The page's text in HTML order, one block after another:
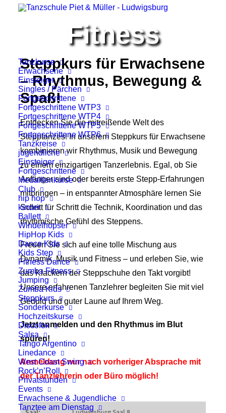
Tanzkurse
Erwachsene
Einsteiger
Singles / Pärchen
Fortgeschrittene
Fortgeschrittene WTP3
Fortgeschrittene WTP4
Fortgeschrittene WTP5
Fortgeschrittene WTP6
Tanzkreise
jugendliche
Einsteiger
Fortgeschrittene
Medaillenkurse
Club
hip hop
kinder
Ballett
Windelhopser
HipHop Kids
Dance Kids
Kids Step
Fitness Dance
Zumba Fitness
Jumping
Zumba Kids
Steppkurs
Sonderkurse
Hochzeitskurse
Discofox
Salsa
Tango Argentino
Linedance
West Coast Swing
Rock’n’Roll
Privatstunden
Events
Erwachsene & Jugendliche
Tanztee am Dienstag
Fitness
Steppkurs für Erwachsene
– Rhythmus, Bewegung &
Spaß!
Entdecken Sie die mitreißende Welt des
Stepptanzes! In unserem Steppkurs für Erwachsene
kombinieren wir Rhythmus, Musik und Bewegung
zu einem einzigartigen Tanzerlebnis. Egal, ob Sie
Anfänger sind oder bereits erste Stepp-Erfahrungen
mitbringen – in entspannter Atmosphäre lernen Sie
Schritt für Schritt die Technik, Koordination und das
rhythmische Gefühl des Steppens.
Freuen Sie sich auf eine tolle Mischung aus
Dynamik, Musik und Fitness – und erleben Sie, wie
das Klackern der Steppschuhe den Takt vorgibt!
Unsere erfahrenen Tanzlehrer begleiten Sie mit viel
Geduld und guter Laune auf Ihrem Weg.
Jetzt anmelden und den Rhythmus im Blut
spüren!
Anmeldung nur nach vorheriger Absprache mit
der Tanzlehrerin oder Büro möglich!